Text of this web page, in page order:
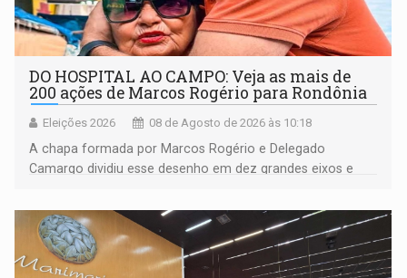
DO HOSPITAL AO CAMPO: Veja as mais de
200 ações de Marcos Rogério para Rondônia
Eleições 2026 08 de Agosto de 2026 às 10:18
A chapa formada por Marcos Rogério e Delegado
Camargo dividiu esse desenho em dez grandes eixos e